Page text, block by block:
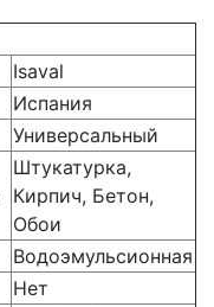
Isaval
Испания
Универсальный
Штукатурка,
Кирпич, Бетон,
Обои
Водоэмульсионная
Нет